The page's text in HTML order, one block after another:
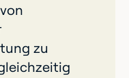
zu